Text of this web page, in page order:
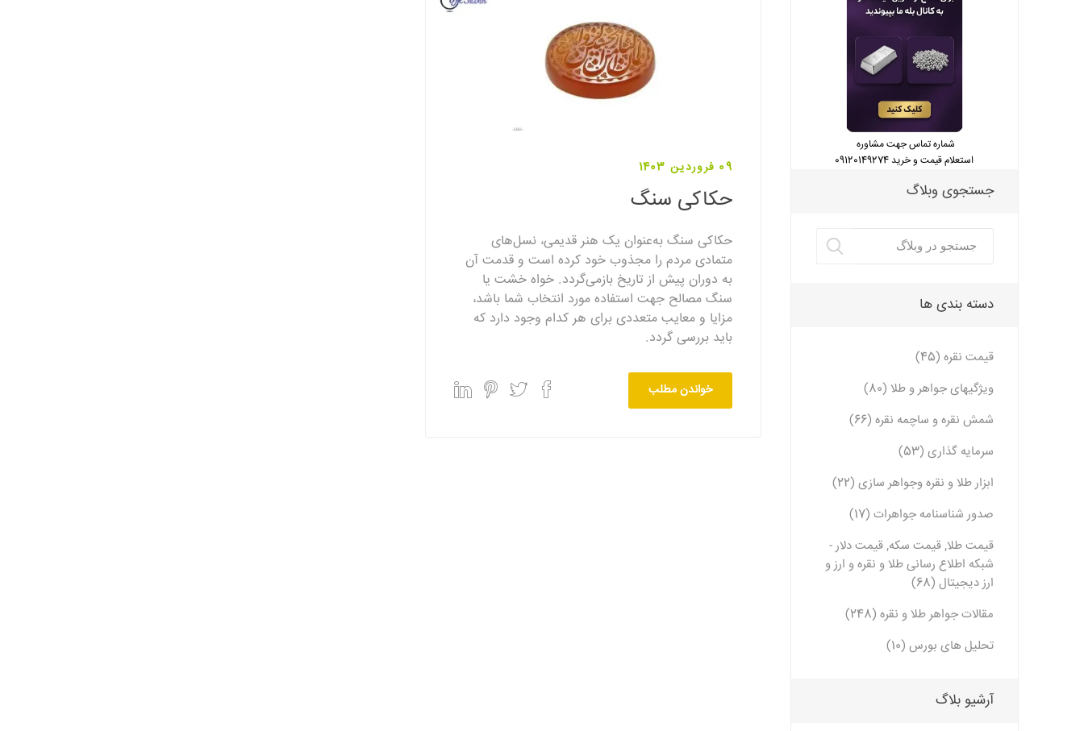
09 فروردین 1403
حکاکی سنگ
حکاکی سنگ به‌عنوان یک هنر قدیمی، نسل‌های
متمادی مردم را مجذوب خود کرده است و قدمت آن
به دوران پیش از تاریخ بازمی‌گردد. خواه خشت یا
سنگ مصالح جهت استفاده مورد انتخاب شما باشد،
مزایا و معایب متعددی برای هر کدام وجود دارد که
باید بررسی گردد.
خواندن مطلب
شماره تماس جهت مشاوره
استعلام قیمت و خرید 09120149274
جستجوی وبلاگ
دسته بندی ها
قیمت نقره (45)
ویژگیهای جواهر و طلا (80)
شمش نقره و ساچمه نقره (66)
سرمایه گذاری (53)
ابزار طلا و نقره وجواهر سازی (22)
صدور شناسنامه جواهرات (17)
قیمت طلا, قیمت سکه, قیمت دلار -
شبکه اطلاع رسانی طلا و نقره و ارز و
ارز دیجیتال (68)
مقالات جواهر طلا و نقره (248)
تحلیل های بورس (10)
آرشیو بلاگ